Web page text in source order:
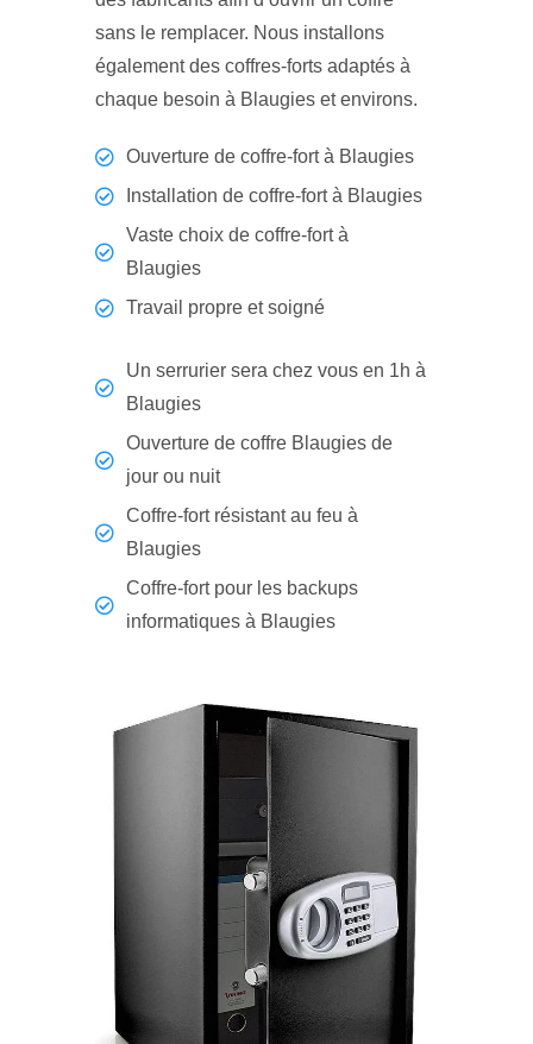
sans le remplacer. Nous installons
également des coffres-forts adaptés à
chaque besoin à Blaugies et environs.
Ouverture de coffre-fort à Blaugies
Installation de coffre-fort à Blaugies
Vaste choix de coffre-fort à
Blaugies
Travail propre et soigné
Un serrurier sera chez vous en 1h à
Blaugies
Ouverture de coffre Blaugies de
jour ou nuit
Coffre-fort résistant au feu à
Blaugies
Coffre-fort pour les backups
informatiques à Blaugies